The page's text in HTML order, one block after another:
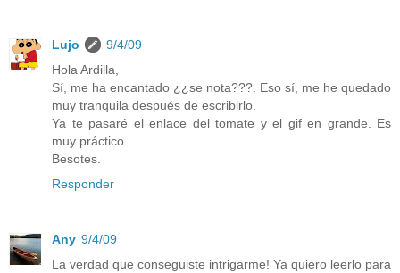
Lujo
9/4/09
Hola Ardilla,
Sí, me ha encantado ¿¿se nota???. Eso sí, me he quedado
muy tranquila después de escribirlo.
Ya te pasaré el enlace del tomate y el gif en grande. Es
muy práctico.
Besotes.
Responder
Any 9/4/09
La verdad que conseguiste intrigarme! Ya quiero leerlo para